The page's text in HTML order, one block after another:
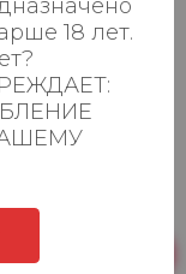
до
до
23 шт.
до
18 лет.